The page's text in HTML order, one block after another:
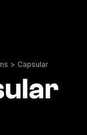
> Capsular